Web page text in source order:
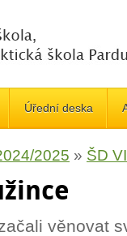
Úřední deska
2025 » ŠD
věnovat